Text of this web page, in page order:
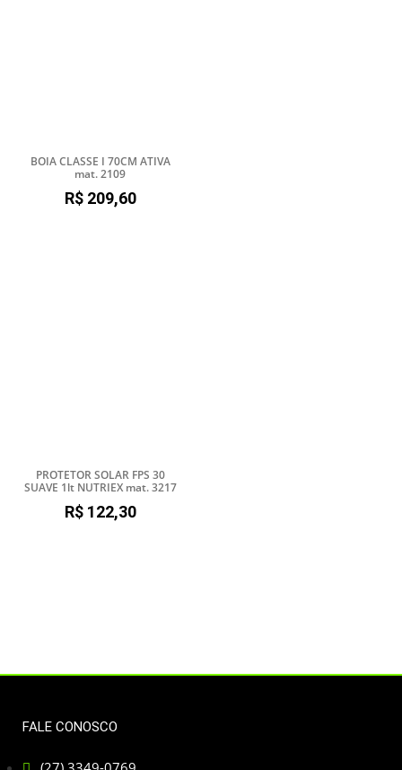
BOIA CLASSE I 70CM ATIVA
mat. 2109
R$ 209,60
PROTETOR SOLAR FPS 30
SUAVE 1lt NUTRIEX mat. 3217
R$ 122,30
FALE CONOSCO